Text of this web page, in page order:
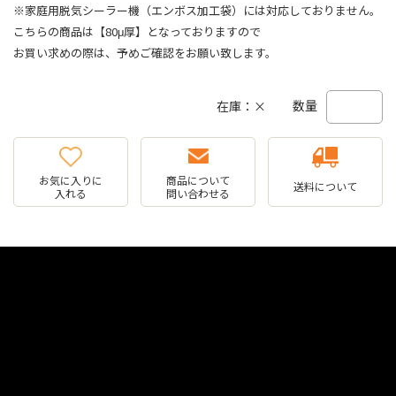
※家庭用脱気シーラー機（エンボス加工袋）には対応しておりません。
こちらの商品は【80μ厚】となっておりますので
お買い求めの際は、予めご確認をお願い致します。
在庫：× 数量
お気に入りに
入れる
商品について
問い合わせる
送料について